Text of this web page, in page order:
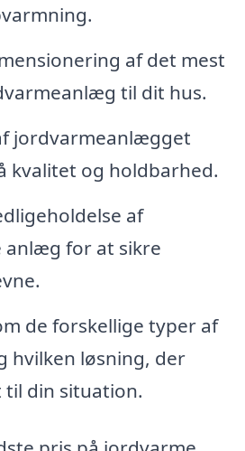
af det mest
til dit hus.
jordvarmeanlægget
kvalitet og holdbarhed.
af
anlæg for at sikre
de forskellige typer af
hvilken løsning, der
til din situation.